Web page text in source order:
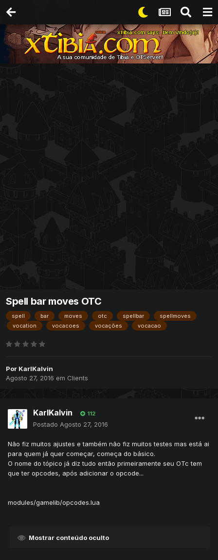
Spell bar moves OTC
spell bar moves otc spellbar
spellmoves
vocation
vocacoes vocações vocacao
Por KarlKalvin
Agosto 27, 2016 em Clients
KarlKalvin 112
Postado Agosto 27, 2016
Não fiz muitos ajustes e também não fiz muitos testes mas está ai
para quem já quer começar, começa do básico.
O nome do tópico já diz tudo então primeiramente seu OTc tem
que ter opcodes, após adicionar o opcode...
modules/gamelib/opcodes.lua
Mostrar conteúdo oculto